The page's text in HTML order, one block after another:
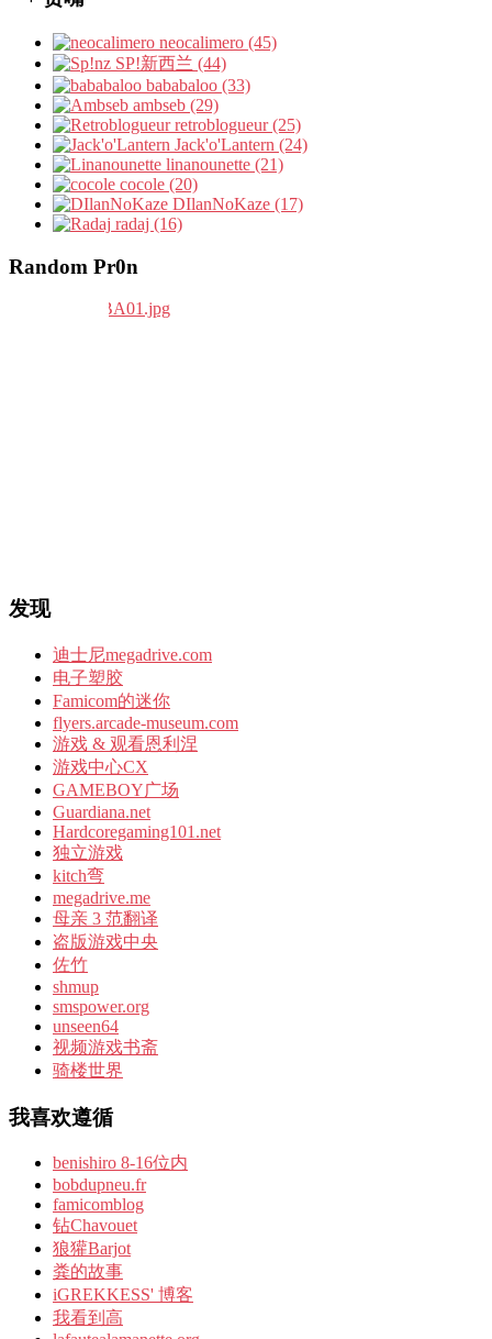
neocalimero (45)
SP!新西兰 (44)
bababaloo (33)
ambseb (29)
retroblogueur (25)
Jack'o'Lantern (24)
linanounette (21)
cocole (20)
DIlanNoKaze (17)
radaj (16)
Random Pr0n
发现
迪士尼megadrive.com
电子塑胶
Famicom的迷你
flyers.arcade-museum.com
游戏 & 观看恩利涅
游戏中心CX
GAMEBOY广场
Guardiana.net
Hardcoregaming101.net
独立游戏
kitch弯
megadrive.me
母亲 3 范翻译
盗版游戏中央
佐竹
shmup
smspower.org
unseen64
视频游戏书斋
骑楼世界
我喜欢遵循
benishiro 8-16位内
bobdupneu.fr
famicomblog
钻Chavouet
狼獾Barjot
粪的故事
iGREKKESS' 博客
我看到高